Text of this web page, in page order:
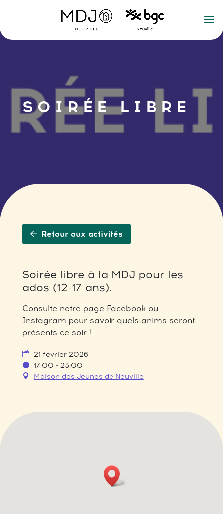
SOIRÉE LIBRE
Retour aux activités
Soirée libre à la MDJ pour les
ados (12-17 ans).
Consulte notre page Facebook ou
Instagram pour savoir quels anims seront
présents ce soir !
21 février 2026
17:00 - 23:00
Maison des Jeunes de Neuville